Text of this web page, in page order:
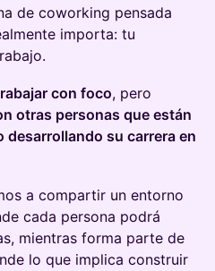
de coworking pensada
importa: tu
con foco, pero
otras personas que están
desarrollando su carrera en
a compartir un entorno
cada persona podrá
mientras forma parte de
lo que implica construir